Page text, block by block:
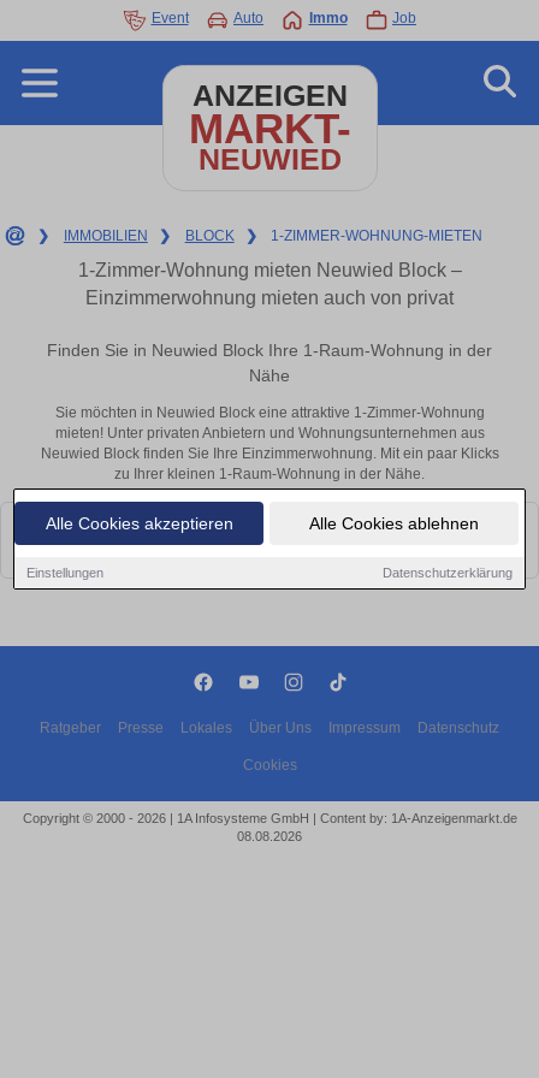
Alle Cookies akzeptieren Alle Cookies ablehnen
Einstellungen Datenschutzerklärung
Event Auto Immo Job
ANZEIGEN
MARKT-
NEUWIED
❯ IMMOBILIEN ❯ BLOCK ❯ 1-ZIMMER-WOHNUNG-MIETEN
1-Zimmer-Wohnung mieten Neuwied Block –
Einzimmerwohnung mieten auch von privat
Finden Sie in Neuwied Block Ihre 1-Raum-Wohnung in der
Nähe
Sie möchten in Neuwied Block eine attraktive 1-Zimmer-Wohnung
mieten! Unter privaten Anbietern und Wohnungsunternehmen aus
Neuwied Block finden Sie Ihre Einzimmerwohnung. Mit ein paar Klicks
zu Ihrer kleinen 1-Raum-Wohnung in der Nähe.
Leider konnten wir derzeit keine passenden Objekte finden. Schauen Sie
bald wieder vorbei!
Ratgeber Presse Lokales Über Uns Impressum Datenschutz
Cookies
Copyright © 2000 - 2026 | 1A Infosysteme GmbH | Content by: 1A-Anzeigenmarkt.de
08.08.2026